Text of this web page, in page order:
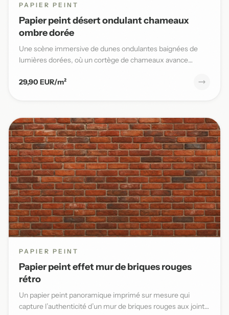
PAPIER PEINT
Papier peint désert ondulant chameaux
ombre dorée
Une scène immersive de dunes ondulantes baignées de
lumières dorées, où un cortège de chameaux avance
29,90 EUR/m²
PAPIER PEINT
Papier peint effet mur de briques rouges
rétro
Un papier peint panoramique imprimé sur mesure qui
capture l’authenticité d’un mur de briques rouges aux joints